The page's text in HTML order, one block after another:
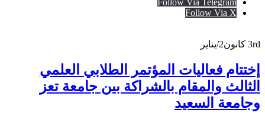
Follow Via Telegram
Follow Via X
3rd كانون2/يناير
إختتام فعاليات المؤتمر الطلابي العلمي
الثالث والمقام بالشراكة بين جامعة تعز
وجامعة السعيد